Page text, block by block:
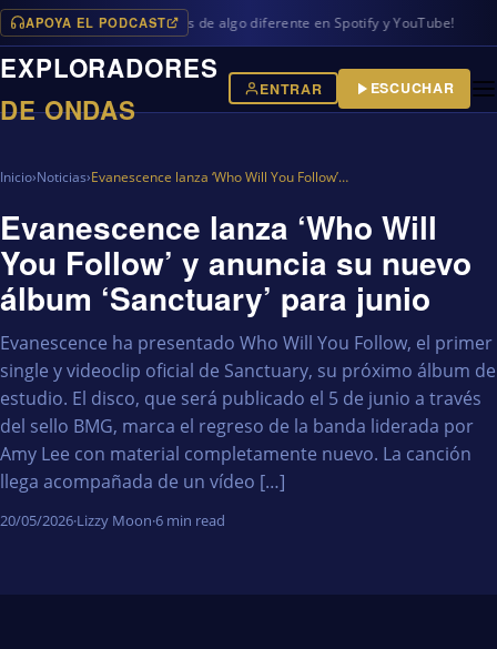
APOYA EL PODCAST
en iVoox, además de algo diferente en Spotify y YouTube!
EXPLORADORES
DE ONDAS
ENTRAR ESCUCHAR
Inicio›Noticias›Evanescence lanza ‘Who Will You Follow’…
Evanescence lanza ‘Who Will
You Follow’ y anuncia su nuevo
álbum ‘Sanctuary’ para junio
Evanescence ha presentado Who Will You Follow, el primer
single y videoclip oficial de Sanctuary, su próximo álbum de
estudio. El disco, que será publicado el 5 de junio a través
del sello BMG, marca el regreso de la banda liderada por
Amy Lee con material completamente nuevo. La canción
llega acompañada de un vídeo […]
20/05/2026·Lizzy Moon·6 min read